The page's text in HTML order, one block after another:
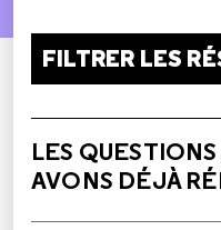
FILTRER LES
LES
AVONS DÉJÀ